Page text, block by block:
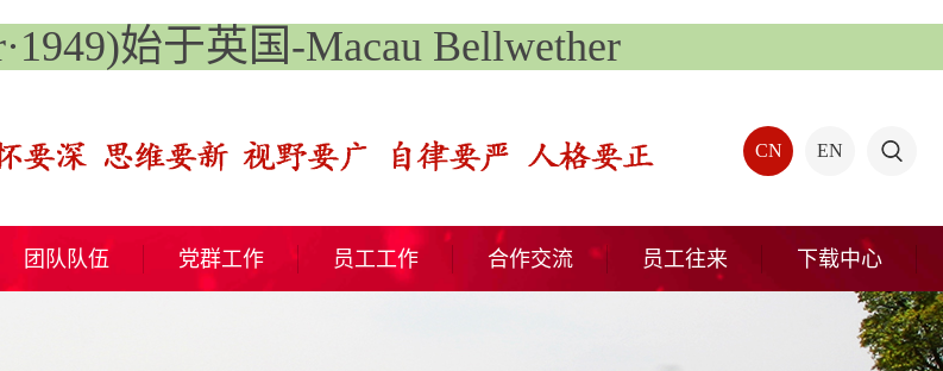
始于英国-Macau Bellwether
CN EN
团队队伍 党群工作 员工工作 合作交流 员工往来 下载中心